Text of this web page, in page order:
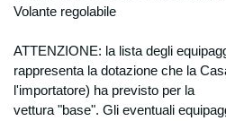
Volante regolabile
ATTENZIONE: la lista degli
rappresenta la dotazione che la
l'importatore) ha previsto per la
vettura "base". Gli eventuali